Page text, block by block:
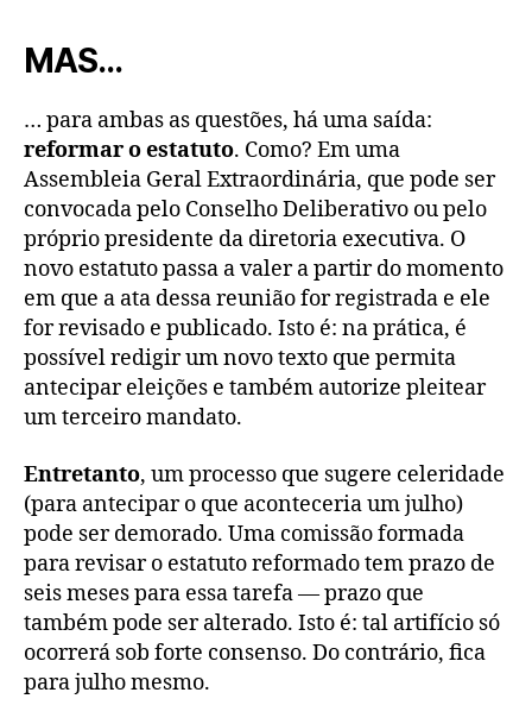
MAS…
… para ambas as questões, há uma saída:
reformar o estatuto. Como? Em uma
Assembleia Geral Extraordinária, que pode ser
convocada pelo Conselho Deliberativo ou pelo
próprio presidente da diretoria executiva. O
novo estatuto passa a valer a partir do momento
em que a ata dessa reunião for registrada e ele
for revisado e publicado. Isto é: na prática, é
possível redigir um novo texto que permita
antecipar eleições e também autorize pleitear
um terceiro mandato.
Entretanto, um processo que sugere celeridade
(para antecipar o que aconteceria um julho)
pode ser demorado. Uma comissão formada
para revisar o estatuto reformado tem prazo de
seis meses para essa tarefa — prazo que
também pode ser alterado. Isto é: tal artifício só
ocorrerá sob forte consenso. Do contrário, fica
para julho mesmo.